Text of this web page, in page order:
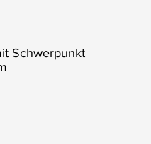
Schwerpunkt